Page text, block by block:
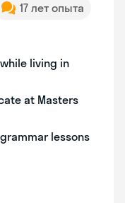
17 лет опыта
living in
at Masters
lessons